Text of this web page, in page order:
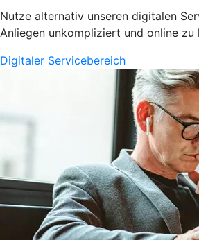
Nutze alternativ unseren digitalen
Anliegen unkompliziert und online zu
Digitaler Servicebereich